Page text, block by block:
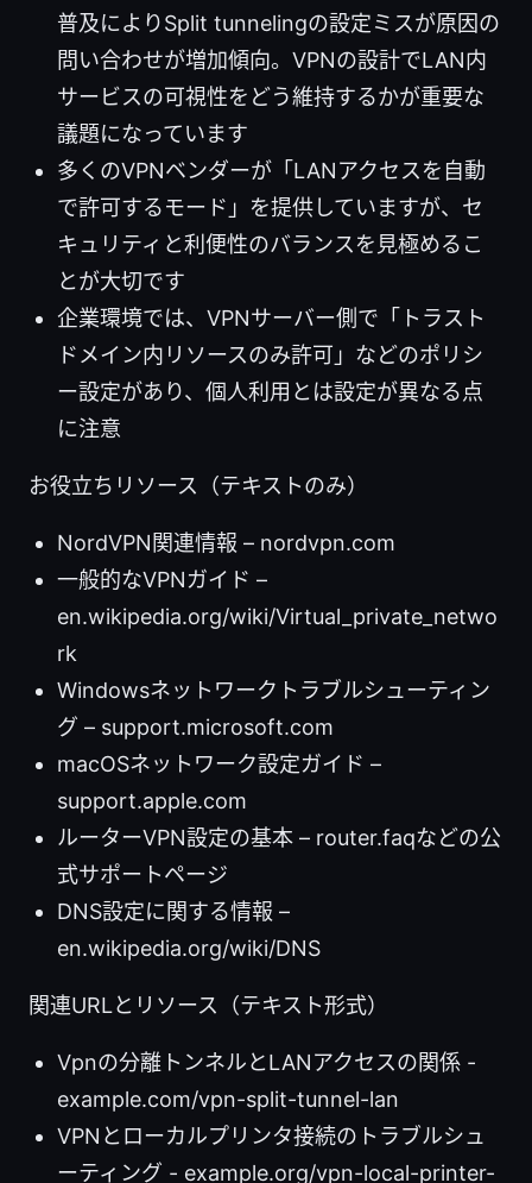
普及によりSplit tunnelingの設定ミスが原因の
問い合わせが増加傾向。VPNの設計でLAN内
サービスの可視性をどう維持するかが重要な
議題になっています
多くのVPNベンダーが「LANアクセスを自動
で許可するモード」を提供していますが、セ
キュリティと利便性のバランスを見極めるこ
とが大切です
企業環境では、VPNサーバー側で「トラスト
ドメイン内リソースのみ許可」などのポリシ
ー設定があり、個人利用とは設定が異なる点
に注意
お役立ちリソース（テキストのみ）
NordVPN関連情報 – nordvpn.com
一般的なVPNガイド –
en.wikipedia.org/wiki/Virtual_private_netwo
rk
Windowsネットワークトラブルシューティン
グ – support.microsoft.com
macOSネットワーク設定ガイド –
support.apple.com
ルーターVPN設定の基本 – router.faqなどの公
式サポートページ
DNS設定に関する情報 –
en.wikipedia.org/wiki/DNS
関連URLとリソース（テキスト形式）
Vpnの分離トンネルとLANアクセスの関係 -
example.com/vpn-split-tunnel-lan
VPNとローカルプリンタ接続のトラブルシュ
ーティング - example.org/vpn-local-printer-